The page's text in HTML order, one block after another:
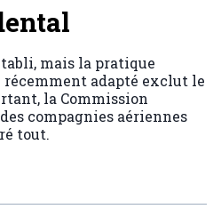
mais la pratique
adapté exclut le
la Commission
compagnies aériennes
tout.